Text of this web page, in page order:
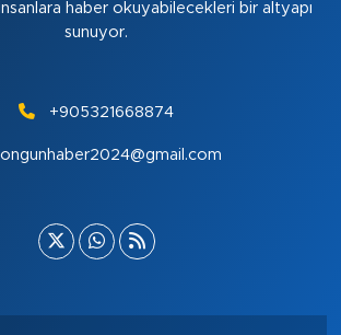
haber okuyabilecekleri bir altyapı
sunuyor.
+905321668874
ongunhaber2024@gmail.com